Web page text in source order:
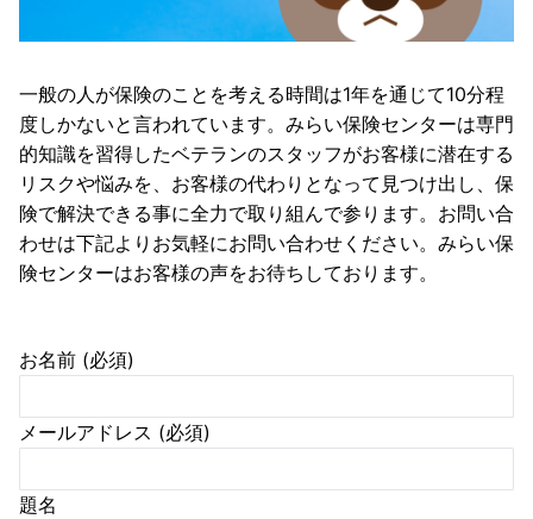
一般の人が保険のことを考える時間は1年を通じて10分程
度しかないと言われています。みらい保険センターは専門
的知識を習得したベテランのスタッフがお客様に潜在する
リスクや悩みを、お客様の代わりとなって見つけ出し、保
険で解決できる事に全力で取り組んで参ります。お問い合
わせは下記よりお気軽にお問い合わせください。みらい保
険センターはお客様の声をお待ちしております。
お名前 (必須)
メールアドレス (必須)
題名